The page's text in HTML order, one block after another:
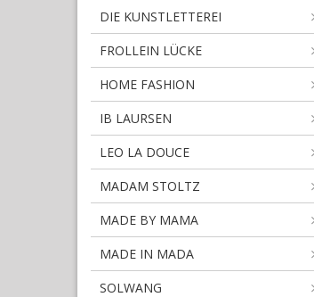
DIE KUNSTLETTEREI
FROLLEIN LÜCKE
HOME FASHION
IB LAURSEN
LEO LA DOUCE
MADAM STOLTZ
MADE BY MAMA
MADE IN MADA
SOLWANG